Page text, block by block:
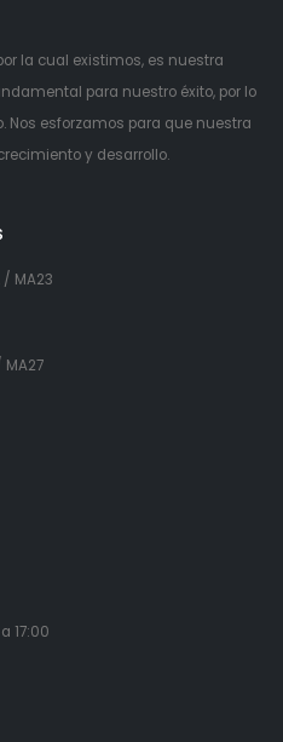
la cual existimos, es nuestra
para nuestro éxito, por lo
Nos esforzamos para que nuestra
y desarrollo.
/ MA23
MA27
17:00